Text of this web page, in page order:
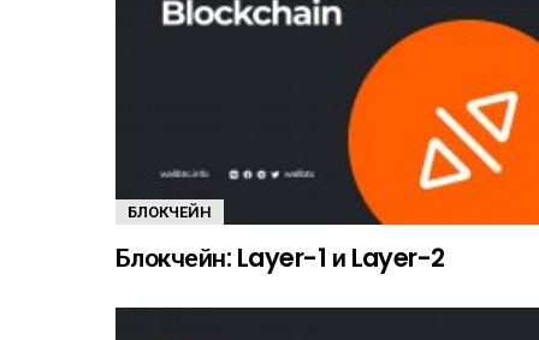
БЛОКЧЕЙН
Блокчейн: Layer-1 и Layer-2